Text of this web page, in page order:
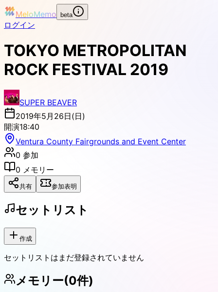
MeloMemo beta
ログイン
TOKYO METROPOLITAN
ROCK FESTIVAL 2019
SUPER BEAVER
2019年5月26日(日)
開演18:40
Ventura County Fairgrounds and Event Center
0 参加
0 メモリー
共有 参加表明
セットリスト
作成
セットリストはまだ登録されていません
メモリー(0件)